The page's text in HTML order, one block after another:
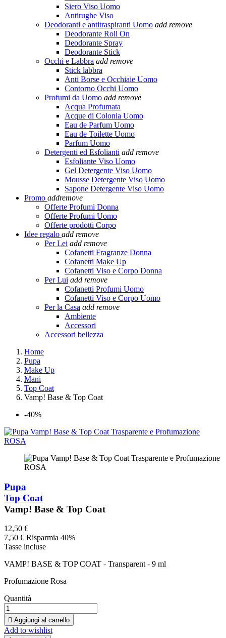
Siero Viso Uomo
Antirughe Viso
Deodoranti e antitraspiranti Uomo add remove
Deodorante Roll On
Deodorante Spray
Deodorante Stick
Occhi e Labbra add remove
Stick labbra
Anti Borse e Occhiaie Uomo
Contorno Occhi Uomo
Profumi da Uomo add remove
Acqua Profumata
Acque di Colonia Uomo
Eau de Parfum Uomo
Eau de Toilette Uomo
Parfum Uomo
Detergenti ed Esfolianti add remove
Esfoliante Viso Uomo
Gel Detergente Viso Uomo
Mousse Detergente Viso Uomo
Sapone Detergente Viso Uomo
Promo addremove
Offerte Profumi Donna
Offerte Profumi Uomo
Offerte prodotti Corpo
Idee regalo add remove
Per Lei add remove
Cofanetti Fragranze Donna
Cofanetti Make Up
Cofanetti Viso e Corpo Donna
Per Lui add remove
Cofanetti Profumi Uomo
Cofanetti Viso e Corpo Uomo
Per la Casa add remove
Ambiente
Accessori
Accessori bellezza
Home
Pupa
Make Up
Mani
Top Coat
Vamp! Base & Top Coat
-40%
Pupa
Top Coat
Vamp! Base & Top Coat
12,50 €
7,50 € Risparmia 40%
Tasse incluse
VAMP! BASE & TOP COAT - Transparent - 9 ml
Profumazione Rosa
Quantità
 Aggiungi al carrello
Add to wishlist